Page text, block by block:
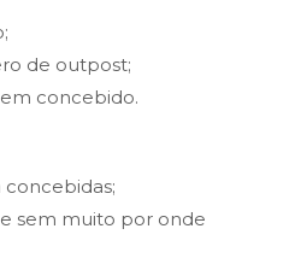
de outpost;
concebido.
sem muito por onde